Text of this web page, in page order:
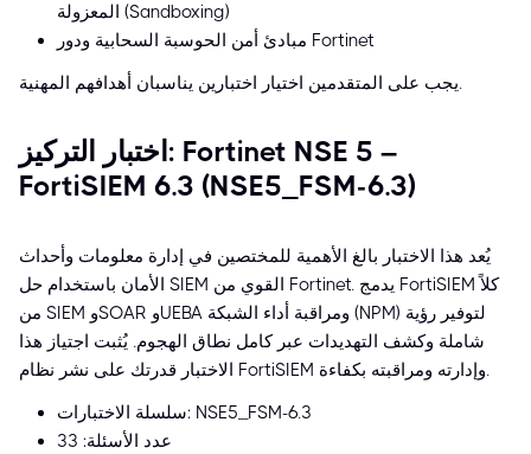
المعزولة (Sandboxing)
مبادئ أمن الحوسبة السحابية ودور Fortinet
يجب على المتقدمين اختيار اختبارين يناسبان أهدافهم المهنية.
اختبار التركيز: Fortinet NSE 5 –
FortiSIEM 6.3 (NSE5_FSM-6.3)
يُعد هذا الاختبار بالغ الأهمية للمختصين في إدارة معلومات وأحداث
الأمان باستخدام حل SIEM القوي من Fortinet. يدمج FortiSIEM كلاً
من SIEM وSOAR وUEBA ومراقبة أداء الشبكة (NPM) لتوفير رؤية
شاملة وكشف التهديدات عبر كامل نطاق الهجوم. يُثبت اجتياز هذا
الاختبار قدرتك على نشر نظام FortiSIEM وإدارته ومراقبته بكفاءة.
سلسلة الاختبارات: NSE5_FSM-6.3
عدد الأسئلة: 33